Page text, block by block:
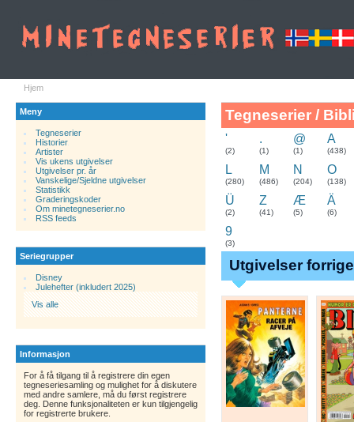
Hjem
Meny
Tegneserier
Historier.
Artister
Vis ukens utgivelser
Utgivelser pr. år
Vanskelige/Sjeldne utgivelser
Statistikk
Graderingskoder
Om minetegneserier.no
RSS feeds
Seriegrupper
Disney
Julehefter (inkludert 2025)
Vis alle
Informasjon
For å få tilgang til å registrere din egen
tegneseriesamling og mulighet for å diskutere
med andre samlere, må du først registrere
deg. Denne funksjonaliteten er kun tilgjengelig
for registrerte brukere.
Tegneserier /
'
(2)
.
(1)
@
(1)
A
(438)
L
(280)
M
(486)
N
(204)
O
(138)
Ü
(2)
Z
(41)
Æ
(5)
Ä
(6)
9
(3)
Utgivelser